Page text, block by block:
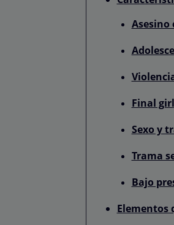
Asesino
Final girl
Sexo y
Trama
Bajo
Elementos